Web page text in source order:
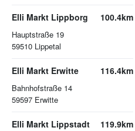
Elli Markt Lippborg
Hauptstraße 19
59510 Lippetal
100.4km
Elli Markt Erwitte
Bahnhofstraße 14
59597 Erwitte
116.4km
Elli Markt Lippstadt 119.9km